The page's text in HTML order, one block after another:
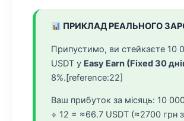
ПРИКЛАД РЕАЛЬНОГО
Припустимо, ви стейкаєте 10
USDT у Easy Earn (Fixed 30
8%.[reference:22]
Ваш прибуток за місяць: 10
÷ 12 = ≈66.7 USDT (≈2700 грн